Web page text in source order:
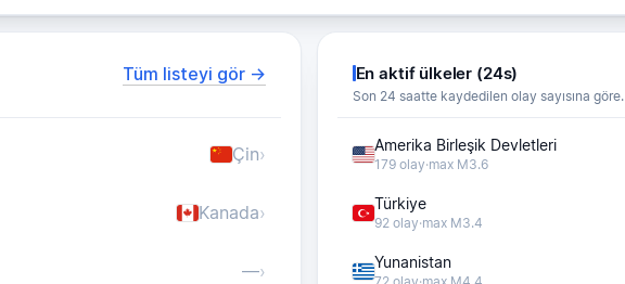
Tüm listeyi gör →
Çin›
Kanada›
—›
En aktif ülkeler (24s)
Son 24 saatte kaydedilen olay sayısına göre.
Amerika Birleşik Devletleri
179 olay·max M3.6
Türkiye
92 olay·max M3.4
Yunanistan